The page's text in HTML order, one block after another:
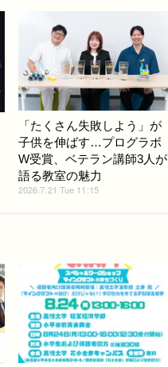
「たくさん失敗しよう」が
子供を伸ばす…プログラボ
W受賞、ベテラン講師3人が
語る教室の魅力
2026.7.21 Tue 11:15